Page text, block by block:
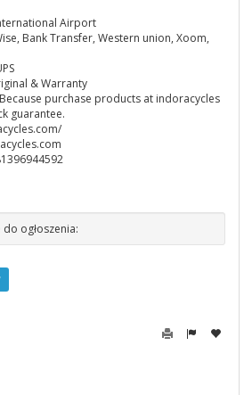
Airport
Bank Transfer, Western union, Xoom,
& Warranty
purchase products at indoracycles
guarantee.
ogłoszenia: